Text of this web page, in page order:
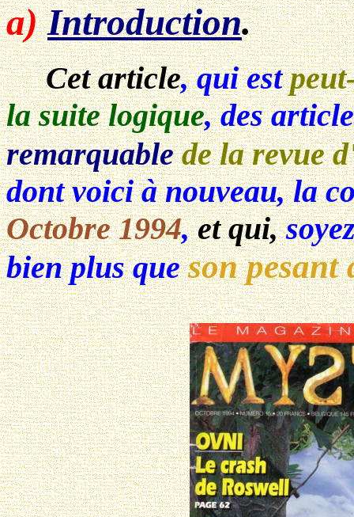
a)Introduction.
Cet article, qui est
la suite logique, des
remarquablede la revue
dont voici à nouveau, la
Octobre 1994,et qui,
bien plus queson pesant